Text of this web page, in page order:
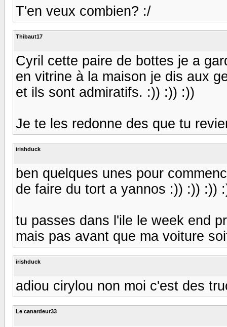
T'en veux combien? :/
Thibaut17
Cyril cette paire de bottes je a
en vitrine à la maison je dis aux
et ils sont admiratifs. :)) :)) :))
Je te les redonne des que tu
irishduck
ben quelques unes pour
de faire du tort a yannos :)) :)) :))
tu passes dans l'ile le week end
mais pas avant que ma voiture
irishduck
adiou cirylou non moi c'est des
Le canardeur33